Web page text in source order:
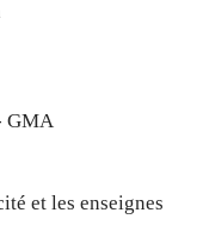
GMA
et les enseignes